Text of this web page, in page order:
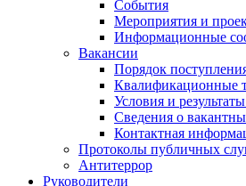
События
Мероприятия и
Информационные
Вакансии
Порядок
Квалификационные
Условия и
Сведения о
Контактная
Протоколы публичных
Антитеррор
Руководители